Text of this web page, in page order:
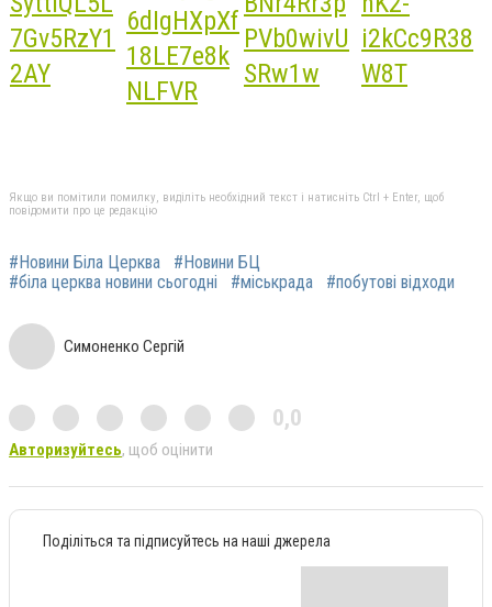
Якщо ви помітили помилку, виділіть необхідний текст і натисніть Ctrl + Enter, щоб
повідомити про це редакцію
#Новини Біла Церква
#Новини БЦ
#біла церква новини сьогодні
#міськрада #побутові відходи
Симоненко Сергій
0,0
Авторизуйтесь, щоб оцінити
Поділіться та підписуйтесь на наші джерела